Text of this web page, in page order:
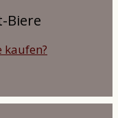
Biere
kaufen?